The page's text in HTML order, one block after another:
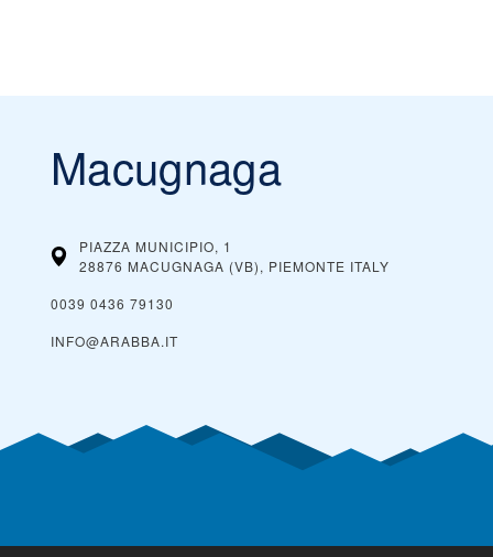
Macugnaga
PIAZZA MUNICIPIO, 1
28876 MACUGNAGA (VB), PIEMONTE ITALY
0039 0436 79130
INFO@ARABBA.IT